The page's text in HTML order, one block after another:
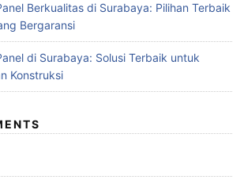
Berkualitas di Surabaya: Pilihan Terbaik
Bergaransi
di Surabaya: Solusi Terbaik untuk
Konstruksi